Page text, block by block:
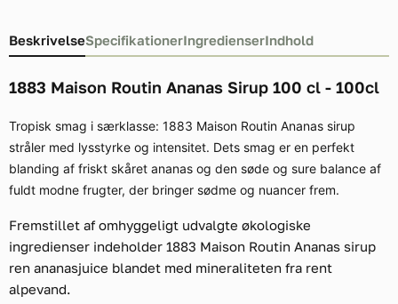
BeskrivelseSpecifikationerIngredienserIndhold
1883 Maison Routin Ananas Sirup 100 cl - 100cl
Tropisk smag i særklasse: 1883 Maison Routin Ananas sirup
stråler med lysstyrke og intensitet. Dets smag er en perfekt
blanding af friskt skåret ananas og den søde og sure balance af
fuldt modne frugter, der bringer sødme og nuancer frem.
Fremstillet af omhyggeligt udvalgte økologiske
ingredienser indeholder 1883 Maison Routin Ananas sirup
ren ananasjuice blandet med mineraliteten fra rent
alpevand.